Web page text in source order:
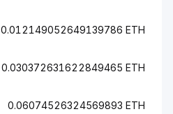
0.012149052649139786 ETH
0.030372631622849465 ETH
0.06074526324569893 ETH